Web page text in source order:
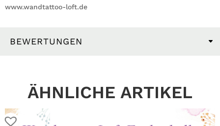
www.wandtattoo-loft.de
BEWERTUNGEN
ÄHNLICHE ARTIKEL